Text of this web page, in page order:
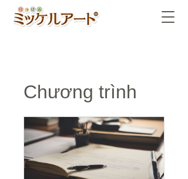
Chương trình